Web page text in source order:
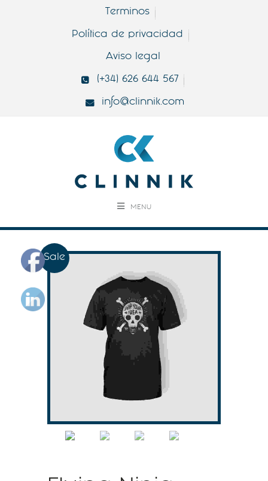
Terminos
Política de privacidad
Aviso legal
(+34) 626 644 567
info@clinnik.com
MENU
Sale